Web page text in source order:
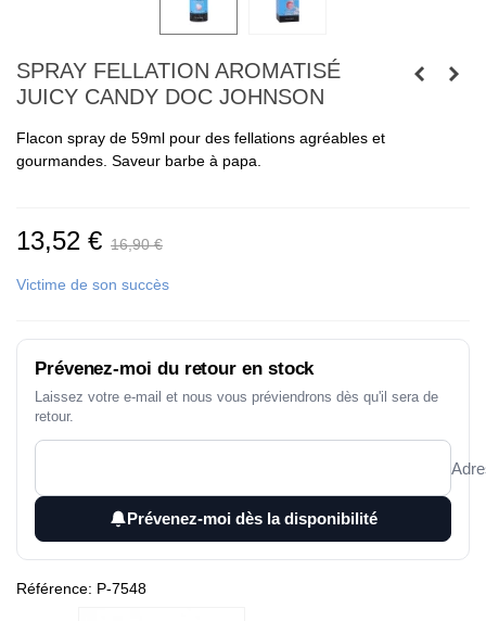
SPRAY FELLATION AROMATISÉ
JUICY CANDY DOC JOHNSON
Flacon spray de 59ml pour des fellations agréables et
gourmandes. Saveur barbe à papa.
13,52 € 16,90 €
Victime de son succès
Prévenez-moi du retour en stock
Laissez votre e-mail et nous vous préviendrons dès qu'il sera de
retour.
Prévenez-moi dès la disponibilité
Référence: P-7548